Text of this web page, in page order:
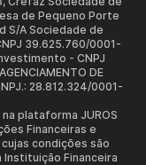
de Pequeno Porte
S/A Sociedade de
39.625.760/0001-
- CNPJ
DE
28.812.324/0001-
plataforma JUROS
Financeiras e
condições são
Financeira